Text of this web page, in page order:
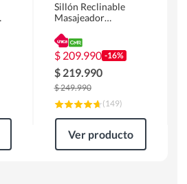
Sillón Reclinable
Masajeador
Atlanta 91x101x94
cm Negro
$ 209.990 -16%
$ 219.990
$249.990
(149)
Ver producto